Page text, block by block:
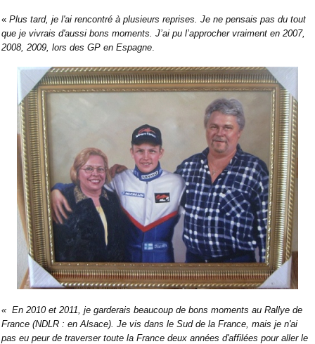
« Plus tard, je l'ai rencontré à plusieurs reprises. Je ne pensais pas du tout
que je vivrais d'aussi bons moments. J’ai pu l’approcher vraiment en 2007,
2008, 2009, lors des GP en Espagne.
« En 2010 et 2011, je garderais beaucoup de bons moments au Rallye de
France (NDLR : en Alsace). Je vis dans le Sud de la France, mais je n'ai
pas eu peur de traverser toute la France deux années d'affilées pour aller le